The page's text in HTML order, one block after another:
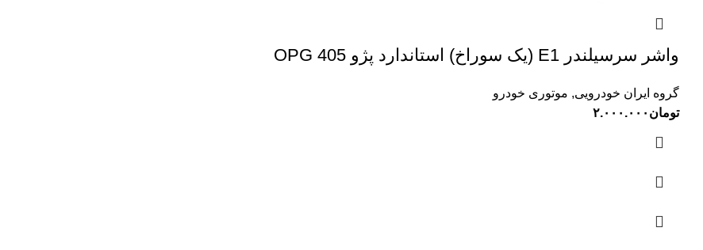
واشر سرسیلندر E1 (یک سوراخ) استاندارد پژو 405 OPG
گروه ایران خودرویی, موتوری خودرو
تومان ۲.۰۰۰.۰۰۰